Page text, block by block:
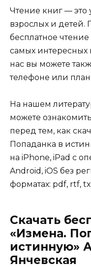
Чтение книг — это
взрослых и детей.
бесплатное
самых интересных
нас вы можете
телефоне или
На нашем
можете
перед тем, как
Попаданка в
на iPhone, iPad с
Android, iOS без
форматах: pdf, rtf,
Скачать
«Измена.
истинную»
Янчевская